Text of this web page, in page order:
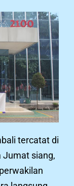
tercatat di
Jumat siang,